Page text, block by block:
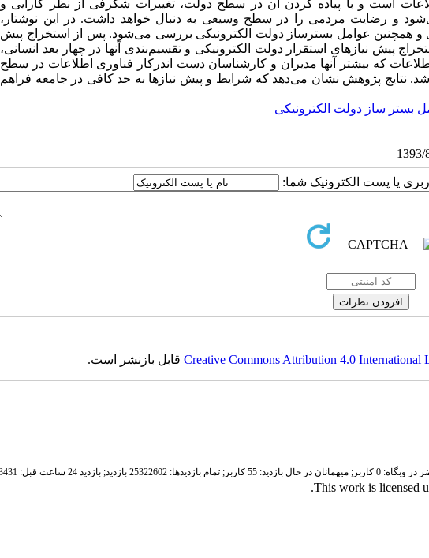
است و با پیاده کردن آن در سطح دولت، تغییرات شگرفی از نظر کارایی و
و رضایت مردمی را در سطح وسیعی به دنبال خواهد داشت. در این نوشتار،
همچنین عوامل بسترساز دولت الکترونیکی بررسی می‌شود. پس از استخراج پیش
پیش نیازهای استقرار دولت الکترونیکی و تقسیم‌بندی آنها در چهار بعد انسانی،
که بیشتر آنها مدیران و کارشناسان دست اندرکار فناوری اطلاعات در سطح
در سطح 350 نمونه بررسی شد. نتایج پژوهش نشان می‌دهد که شرایط و پیش نیازها به حد کافی در جامعه فراهم
بستر ساز دولت الکترونیکی
یا پست الکترونیک شما:
Creative Commons Attribution 4.0 Internationalقابل بازنشر است.
This work is licensed
.
0 کاربر; میهمانان در حال بازدید: 55 کاربر; تمام بازدید‌ها: 25322602 بازدید; بازدید 24 ساعت قبل: 3431 بازدید